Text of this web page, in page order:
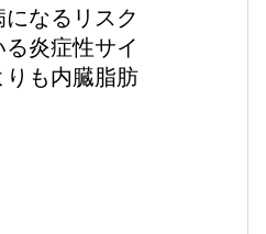
なるリスク
炎症性サイ
も内臓脂肪